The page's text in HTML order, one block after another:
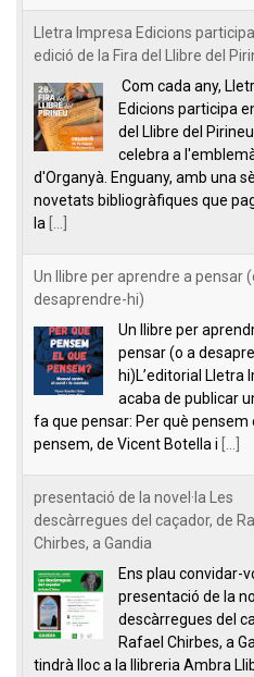
Lletra Impresa Edicions
edició de la Fira del Llibre del
Com cada any,
Edicions participa
del Llibre del
celebra a
d'Organyà. Enguany, amb una
novetats bibliogràfiques que
la
Un llibre per aprendre a pensar
desaprendre-hi)
Un llibre per
pensar (o a
hi)L’editorial Lletra
acaba de publicar
fa que pensar: Per què pensem
pensem, de Vicent Botella i
presentació de la novel·la Les
descàrregues del caçador, de
Chirbes, a Gandia
Ens plau convidar-
presentació de la
descàrregues del
Rafael Chirbes, a
tindrà lloc a la llibreria Ambra